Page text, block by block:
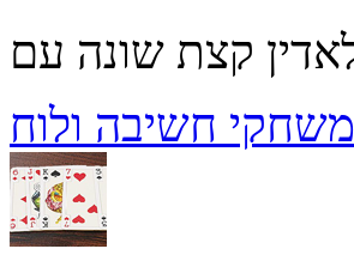
משחקי חשיבה ולוח